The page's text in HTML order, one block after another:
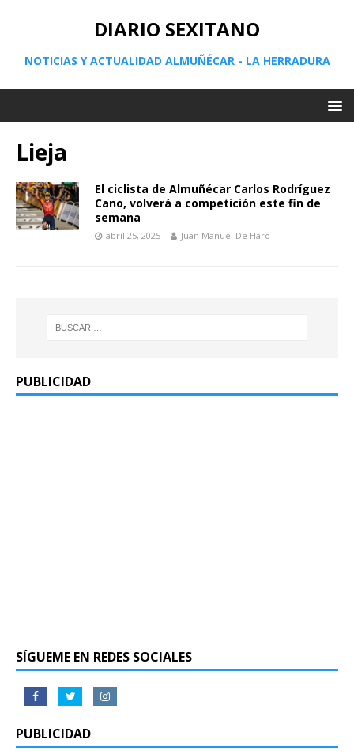
DIARIO SEXITANO
NOTICIAS Y ACTUALIDAD ALMUÑÉCAR - LA HERRADURA
Lieja
El ciclista de Almuñécar Carlos Rodríguez
Cano, volverá a competición este fin de
semana
abril 25, 2025 Juan Manuel De Haro
PUBLICIDAD
SÍGUEME EN REDES SOCIALES
PUBLICIDAD